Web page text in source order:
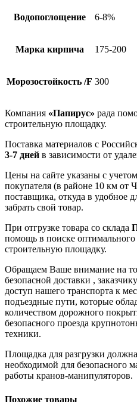
Водопоглощение 6-8%
Марка кирпича 175-200
Морозостойкость /F 300
Компания «Папирус» рада
строительную площадку.
Поставка материалов с
3-7 дней в зависимости от
Цены на сайте указаны с
покупателя (в районе 10 км от
поставщика, откуда в удобное
забрать свой товар.
При отгрузке товара со склада
помощь в поиске
строительную площадку.
Обращаем Ваше внимание на
безопасной доставки ,
доступ нашего транспорта к
подъездные пути, которые
количеством дорожного
безопасного проезда
техники.
Площадка для разгрузки
необходимой для безопасного
работы кранов-манипуляторов.
Похожие товары